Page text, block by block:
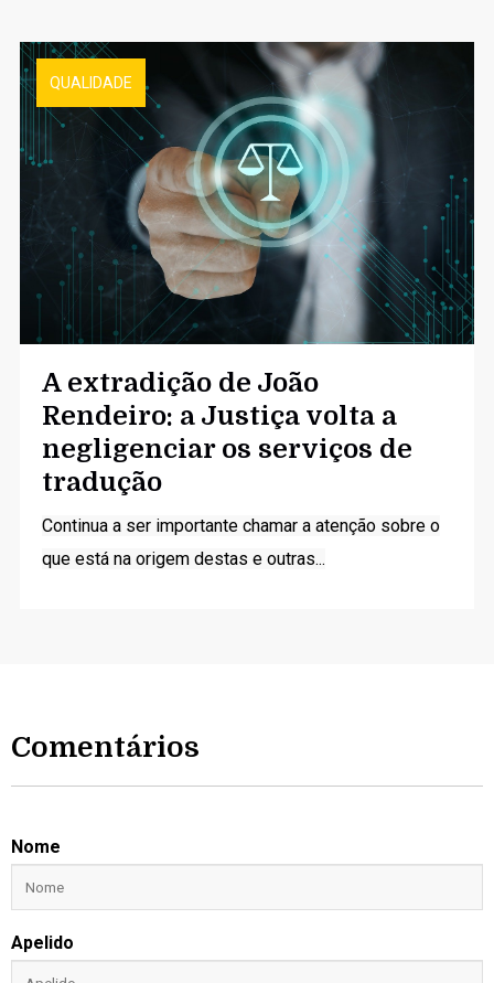
QUALIDADE
A extradição de João
Rendeiro: a Justiça volta a
negligenciar os serviços de
tradução
Continua a ser importante chamar a atenção sobre o
que está na origem destas e outras...
Comentários
Nome
Apelido